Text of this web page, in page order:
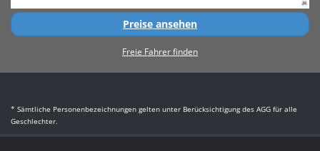
Preise ansehen
Freie Fahrer finden
* Sämtliche Personenbezeichnungen gelten unter Berücksichtigung des AGG für alle
Geschlechter.